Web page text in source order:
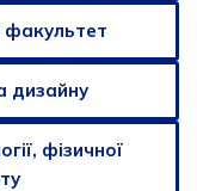
факультет
дизайну
фізичної